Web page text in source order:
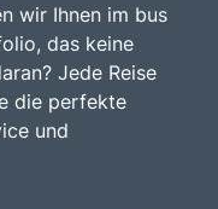
wir Ihnen im bus
das keine
Jede Reise
die perfekte
und